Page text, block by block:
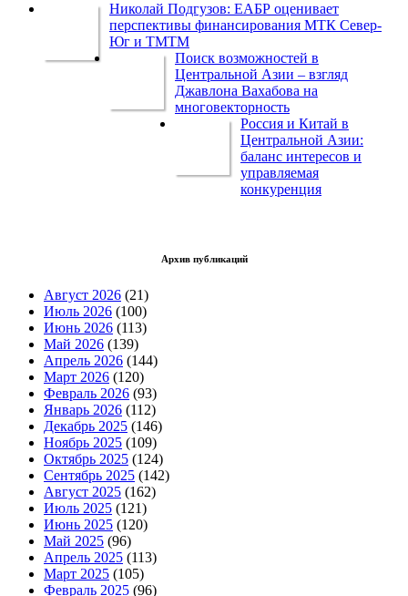
Николай Подгузов: ЕАБР оценивает
перспективы финансирования МТК Север-
Юг и ТМТМ
Поиск возможностей в
Центральной Азии – взгляд
Джавлона Вахабова на
многовекторность
Россия и Китай в
Центральной Азии:
баланс интересов и
управляемая
конкуренция
Архив публикаций
Август 2026 (21)
Июль 2026 (100)
Июнь 2026 (113)
Май 2026 (139)
Апрель 2026 (144)
Март 2026 (120)
Февраль 2026 (93)
Январь 2026 (112)
Декабрь 2025 (146)
Ноябрь 2025 (109)
Октябрь 2025 (124)
Сентябрь 2025 (142)
Август 2025 (162)
Июль 2025 (121)
Июнь 2025 (120)
Май 2025 (96)
Апрель 2025 (113)
Март 2025 (105)
Февраль 2025 (96)